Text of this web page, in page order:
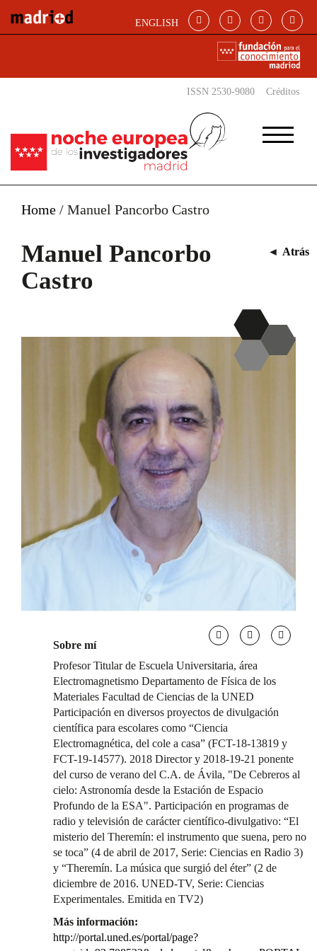
ENGLISH
ISSN 2530-9080 Créditos
Home / Manuel Pancorbo Castro
Manuel Pancorbo
Castro
◄ Atrás
Sobre mí
Profesor Titular de Escuela Universitaria, área
Electromagnetismo Departamento de Física de los
Materiales Facultad de Ciencias de la UNED
Participación en diversos proyectos de divulgación
científica para escolares como “Ciencia
Electromagnética, del cole a casa” (FCT-18-13819 y
FCT-19-14577). 2018 Director y 2018-19-21 ponente
del curso de verano del C.A. de Ávila, "De Cebreros al
cielo: Astronomía desde la Estación de Espacio
Profundo de la ESA". Participación en programas de
radio y televisión de carácter científico-divulgativo: “El
misterio del Theremín: el instrumento que suena, pero no
se toca” (4 de abril de 2017, Serie: Ciencias en Radio 3)
y “Theremín. La música que surgió del éter” (2 de
diciembre de 2016. UNED-TV, Serie: Ciencias
Experimentales. Emitida en TV2)
Más información:
http://portal.uned.es/portal/page?